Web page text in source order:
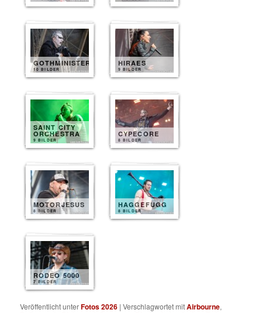
GOTHMINISTER
10 BILDER
HIRAES
9 BILDER
SAINT CITY
ORCHESTRA
9 BILDER
CYPECORE
8 BILDER
MOTORJESUS
8 BILDER
HAGGEFUGG
8 BILDER
RODEO 5000
7 BILDER
Veröffentlicht unterFotos 2026 |Verschlagwortet mitAirbourne,